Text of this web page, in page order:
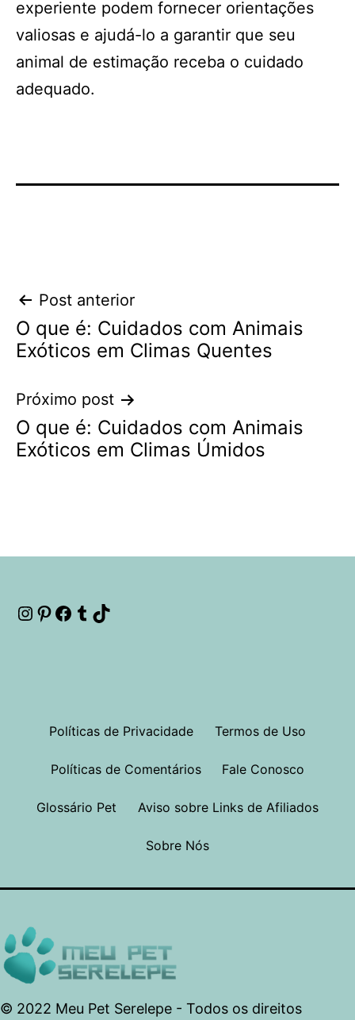
experiente podem fornecer orientações
valiosas e ajudá-lo a garantir que seu
animal de estimação receba o cuidado
adequado.
Navegação
de
Post anterior
O que é: Cuidados com Animais
Exóticos em Climas Quentes
Próximo post
O que é: Cuidados com Animais
Exóticos em Climas Úmidos
Instagram
Pinterest
Facebook
Tumblr
Políticas de Privacidade Termos de Uso
Políticas de Comentários Fale Conosco
Glossário Pet Aviso sobre Links de Afiliados
Sobre Nós
© 2022 Meu Pet Serelepe - Todos os direitos